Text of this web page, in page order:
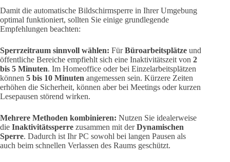
Damit die automatische Bildschirmsperre in Ihrer Umgebung
optimal funktioniert, sollten Sie einige grundlegende
Empfehlungen beachten:
Sperrzeitraum sinnvoll wählen: FürBüroarbeitsplätze und
öffentliche Bereiche empfiehlt sich eine Inaktivitätszeit von 2
bis 5 Minuten. Im Homeoffice oder bei Einzelarbeitsplätzen
können 5 bis 10 Minuten angemessen sein. Kürzere Zeiten
erhöhen die Sicherheit, können aber bei Meetings oder kurzen
Lesepausen störend wirken.
Mehrere Methoden kombinieren: Nutzen Sie idealerweise
die Inaktivitätssperre zusammen mit derDynamischen
Sperre. Dadurch ist Ihr PC sowohl bei langen Pausen als
auch beim schnellen Verlassen des Raums geschützt.